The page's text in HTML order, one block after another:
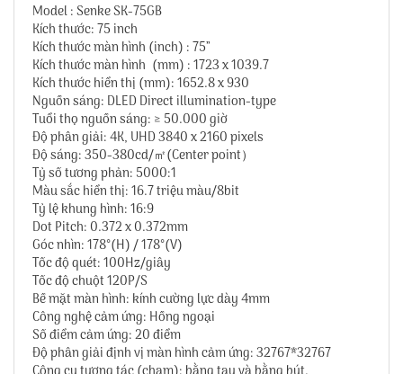
Model : Senke SK-75GB
Kích thước: 75 inch
Kích thước màn hình (inch) : 75’’
Kích thước màn hình (mm) : 1723 x 1039.7
Kích thước hiển thị (mm): 1652.8 x 930
Nguồn sáng: DLED Direct illumination-type
Tuổi thọ nguồn sáng: ≥ 50.000 giờ
Độ phân giải: 4K, UHD 3840 x 2160 pixels
Độ sáng: 350-380cd/㎡(Center point）
Tỷ số tương phản: 5000:1
Màu sắc hiển thị: 16.7 triệu màu/8bit
Tỷ lệ khung hình: 16:9
Dot Pitch: 0.372 x 0.372mm
Góc nhìn: 178°(H) / 178°(V)
Tốc độ quét: 100Hz/giây
Tốc độ chuột 120P/S
Bề mặt màn hình: kính cường lực dày 4mm
Công nghệ cảm ứng: Hồng ngoại
Số điểm cảm ứng: 20 điểm
Độ phân giải định vị màn hình cảm ứng: 32767*32767